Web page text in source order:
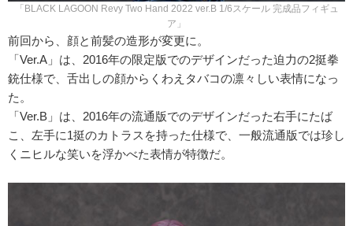
「BLACK LAGOON Revy Two Hand 2022 ver.B 1/6スケール 完成品フィギュ
ア」
前回から、顔と前髪の造形が変更に。
「Ver.A」は、2016年の限定版でのデザインだった迫力の2挺拳
銃仕様で、舌出しの顔からくわえタバコの凛々しい表情になっ
た。
「Ver.B」は、2016年の流通版でのデザインだった右手にたば
こ、左手に1挺のカトラスを持った仕様で、一般流通版では珍し
くニヒルな笑いを浮かべた表情が特徴だ。